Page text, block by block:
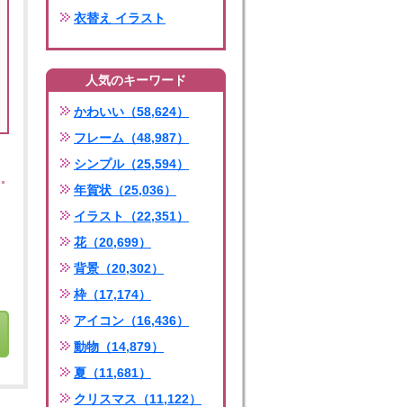
衣替え イラスト
人気のキーワード
かわいい（58,624）
フレーム（48,987）
シンプル（25,594）
年賀状（25,036）
イラスト（22,351）
花（20,699）
背景（20,302）
枠（17,174）
アイコン（16,436）
動物（14,879）
夏（11,681）
クリスマス（11,122）